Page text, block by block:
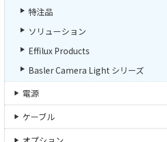
特注品
ソリューション
Effilux Products
Basler Camera Light シリーズ
電源
ケーブル